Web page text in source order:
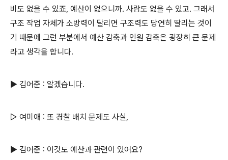
비도 없을 수 있죠, 예산이 없으니까. 사람도 없을 수 있고. 그래서
구조 작업 자체가 소방력이 달리면 구조력도 당연히 딸리는 것이
기 때문에 그런 부분에서 예산 감축과 인원 감축은 굉장히 큰 문제
라고 생각을 합니다.
▶ 김어준 : 알겠습니다.
▷ 여미애 : 또 경찰 배치 문제도 사실,
▶ 김어준 : 이것도 예산과 관련이 있어요?